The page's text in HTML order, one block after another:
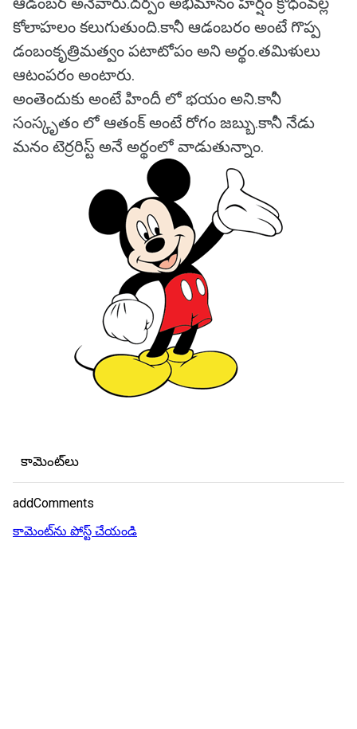
కోలాహలం కలుగుతుంది.కానీ ఆడంబరం అంటే గొప్ప
డంబం‌కృత్రిమత్వం పటాటోపం అని అర్థం.తమిళులు
ఆటంపరం అంటారు.
అంతెందుకు అంటే హిందీ లో భయం అని.కానీ
సంస్కృతం లో ఆతంక్ అంటే రోగం జబ్బు.కానీ నేడు
మనం టెర్రరిస్ట్ అనే అర్థంలో వాడుతున్నాం.
కామెంట్‌లు
addComments
కామెంట్‌ను పోస్ట్ చేయండి